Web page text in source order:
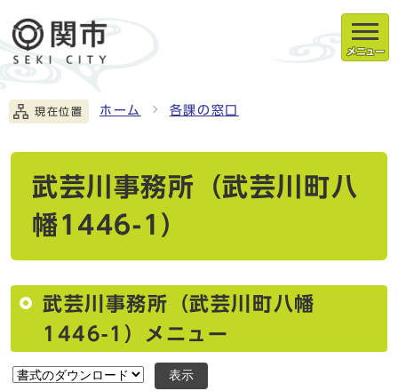
メニュー
現在位置 ホーム 各課の窓口
武芸川事務所（武芸川町八
幡1446-1）
武芸川事務所（武芸川町八幡
1446-1）メニュー
表示